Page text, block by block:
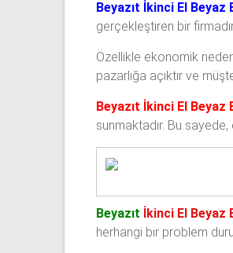
makinesi,
derin
klima
ve
kombi
alınır.
Beyazıt İkinci El Beyaz
gerçekleştiren bir
Özellikle ekonomik
pazarlığa açıktır ve
Beyazıt İkinci El Beyaz
sunmaktadır. Bu
Beyazıt İkinci El Beyaz
herhangi bir problem